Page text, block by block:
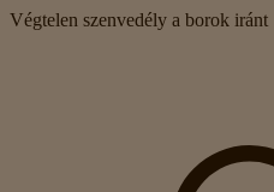
Végtelen szenvedély a borok iránt